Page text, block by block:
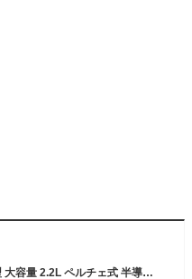
除湿機 コンパクト 省エネ 除湿器 小型 大容量 2.2L ペルチェ式 半導体式 湿気 カビ 結露 対策 キレイ 消臭 空気清浄 クローゼット 押入れ トイレ 洗面所 脱衣所 ミニ除湿機 小型除湿機 SZJ ホワイト ブラック【沖縄配送不可】